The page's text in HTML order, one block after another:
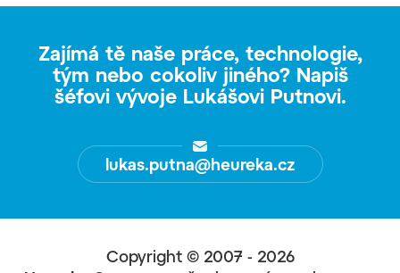
Zajímá tě naše práce, technologie,
tým nebo cokoliv jiného? Napiš
šéfovi vývoje Lukášovi Putnovi.
lukas.putna@heureka.cz
Copyright © 2007 - 2026